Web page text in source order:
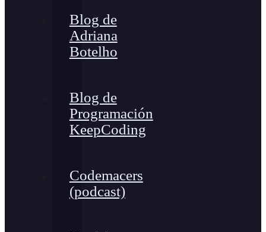
Blog de
Adriana
Botelho
Blog de
Programación
KeepCoding
Codemacers
(podcast)